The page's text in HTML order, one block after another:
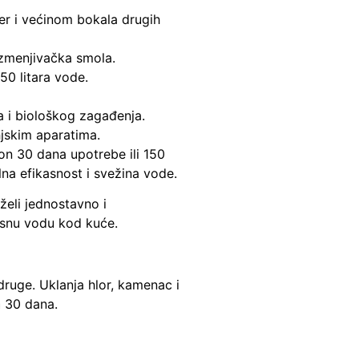
i većinom bokala drugih
smola.
litara vode.
i biološkog zagađenja.
aparatima.
30 dana upotrebe ili 150
efikasnost i svežina vode.
jednostavno i
vodu kod kuće.
Uklanja hlor, kamenac i
30 dana.